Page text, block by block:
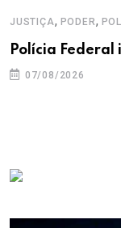
JUSTIÇA, PODER,
Polícia Federal
07/08/2026